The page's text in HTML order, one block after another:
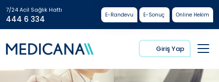
7/24 Acil Sağlık Hattı
444 6 334 E-Randevu E-Sonuç Online Hekim
Giriş Yap